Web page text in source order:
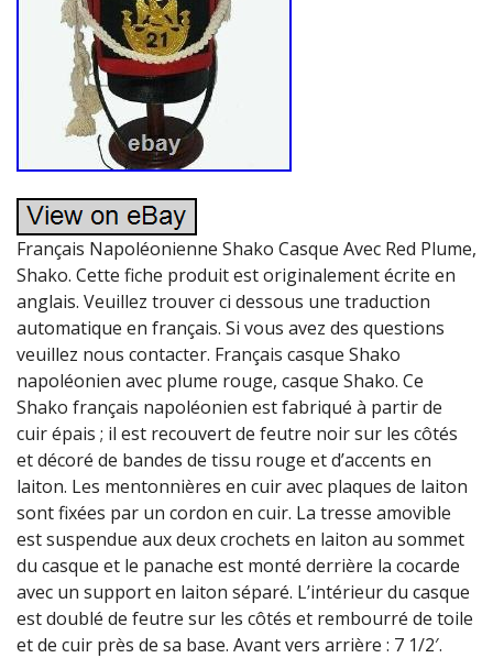
Français Napoléonienne Shako Casque Avec Red Plume,
Shako. Cette fiche produit est originalement écrite en
anglais. Veuillez trouver ci dessous une traduction
automatique en français. Si vous avez des questions
veuillez nous contacter. Français casque Shako
napoléonien avec plume rouge, casque Shako. Ce
Shako français napoléonien est fabriqué à partir de
cuir épais ; il est recouvert de feutre noir sur les côtés
et décoré de bandes de tissu rouge et d’accents en
laiton. Les mentonnières en cuir avec plaques de laiton
sont fixées par un cordon en cuir. La tresse amovible
est suspendue aux deux crochets en laiton au sommet
du casque et le panache est monté derrière la cocarde
avec un support en laiton séparé. L’intérieur du casque
est doublé de feutre sur les côtés et rembourré de toile
et de cuir près de sa base. Avant vers arrière : 7 1/2′.